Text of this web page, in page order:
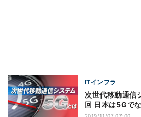
ITインフラ
次世代移動通信
回 日本は5Gで
2019/11/07 07:00